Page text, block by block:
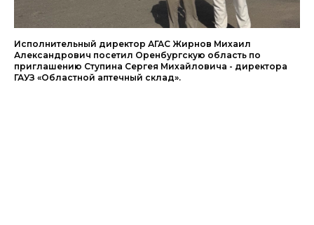
Исполнительный директор АГАС Жирнов Михаил
Александрович посетил Оренбургскую область по
приглашению Ступина Сергея Михайловича - директора
ГАУЗ «Областной аптечный склад».